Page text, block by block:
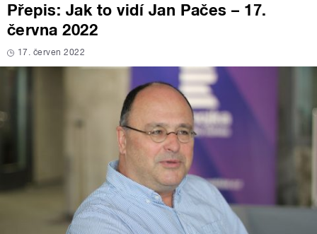
Přepis: Jak to vidí Jan Pačes – 17.
června 2022
17. červen 2022